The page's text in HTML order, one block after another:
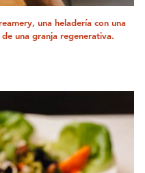
una heladería con una
una granja regenerativa.